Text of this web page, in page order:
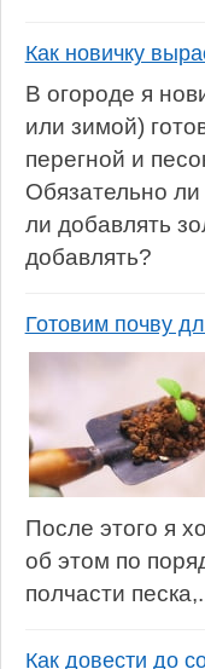
Как новичку
В огороде я
или зимой)
перегной и
Обязательно
ли добавлять
добавлять?
Готовим почву
После этого я
об этом по
полчасти
Как довести до